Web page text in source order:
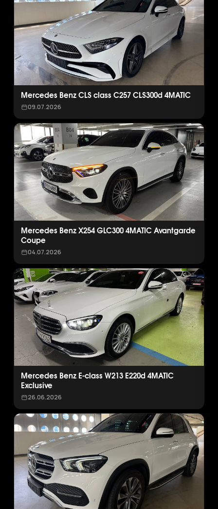
Mercedes Benz CLS class C257 CLS300d 4MATIC
09.07.2026
Mercedes Benz X254 GLC300 4MATIC Avantgarde
Coupe
04.07.2026
Mercedes Benz E-class W213 E220d 4MATIC
Exclusive
26.06.2026